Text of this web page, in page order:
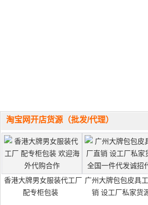
淘宝网开店货源（批发/代理）
香港大牌男女服装代工厂
配专柜包装
广州大牌包包皮具
销 设工厂私家货